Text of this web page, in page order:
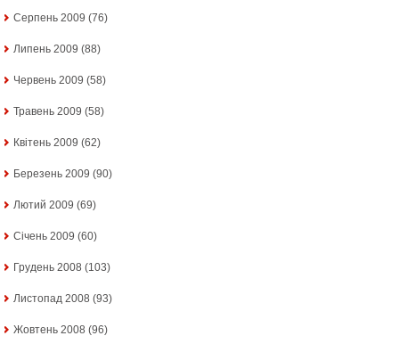
Серпень 2009 (76)
Липень 2009 (88)
Червень 2009 (58)
Травень 2009 (58)
Квітень 2009 (62)
Березень 2009 (90)
Лютий 2009 (69)
Січень 2009 (60)
Грудень 2008 (103)
Листопад 2008 (93)
Жовтень 2008 (96)